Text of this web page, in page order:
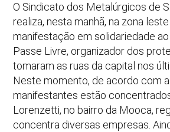
O Sindicato dos Metalúrgicos de
realiza, nesta manhã, na zona
manifestação em solidariedade
Passe Livre, organizador dos
tomaram as ruas da capital nos
Neste momento, de acordo com a
manifestantes estão
Lorenzetti, no bairro da Mooca,
concentra diversas empresas.